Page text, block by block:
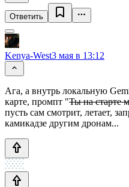
Ответить
Kenya-West3 мая в 13:12
Ага, а внутрь локальную
карте, промпт "Ты на старте
пусть сам смотрит, летает,
камикадзе другим дронам...